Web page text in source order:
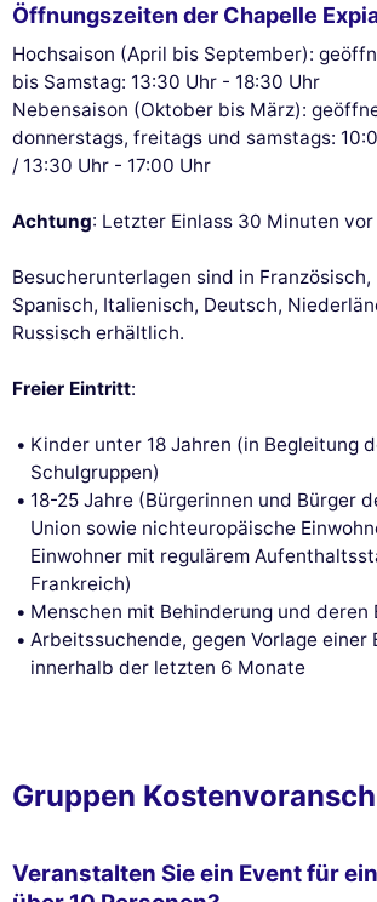
Öffnungszeiten der Chapelle
Hochsaison (April bis September):
bis Samstag: 13:30 Uhr - 18:30 Uhr
Nebensaison (Oktober bis März):
donnerstags, freitags und samstags:
/ 13:30 Uhr - 17:00 Uhr
Achtung: Letzter Einlass 30 Minuten
Besucherunterlagen sind in Französisch,
Spanisch, Italienisch, Deutsch,
Russisch erhältlich.
Freier Eintritt:
Kinder unter 18 Jahren (in Begleitung
Schulgruppen)
18-25 Jahre (Bürgerinnen und Bürger
Union sowie nichteuropäische
Einwohner mit regulärem
Frankreich)
Menschen mit Behinderung und deren
Arbeitssuchende, gegen Vorlage einer
innerhalb der letzten 6 Monate
Gruppen
Veranstalten Sie ein Event für